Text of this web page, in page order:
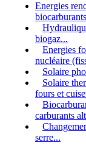
Energies
biogaz...
Energies
nucléaire
Solaire
Solaire
fours et
carburants
serre...